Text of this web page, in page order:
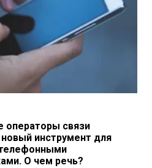
операторы связи
инструмент для
О чем речь?